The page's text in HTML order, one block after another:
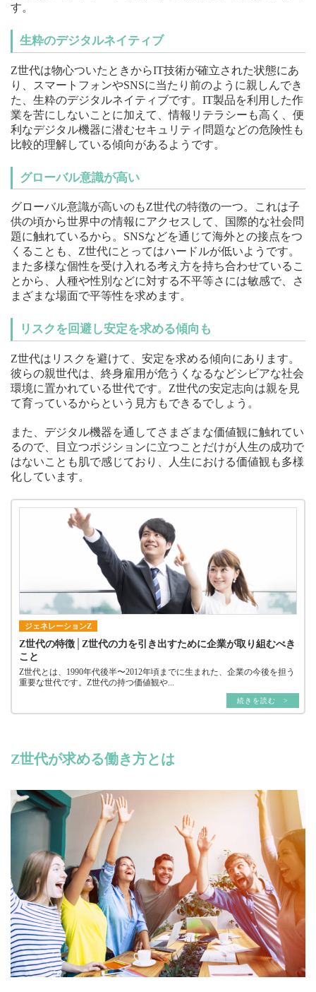
す。
生粋のデジタルネイティブ
Z世代は物心ついたときからIT技術が確立された状態にあ
り、スマートフォンやSNSに当たり前のように親しんでき
た、生粋のデジタルネイティブです。IT製品を利用した作
業を苦にしないことに加えて、情報リテラシーも高く、便
利なデジタル機器に潜むセキュリティ問題などの危険性も
比較的理解している傾向があるようです。
グローバル意識が高い
グローバル意識が高いのもZ世代の特徴の一つ。これは子
供の頃から世界中の情報にアクセスして、国際的な社会問
題に触れているから。SNSなどを通じて海外との接点をつ
くることも、Z世代にとってはハードルが低いようです。
また多様な個性を受け入れる考え方を持ち合わせているこ
とから、人種や性別などに対する不平等さには敏感で、さ
まざまな場面で平等性を求めます。
リスクを回避し安定を求める傾向も
Z世代はリスクを避けて、安定を求める傾向にあります。
彼らの親世代は、終身雇用が危うくなるなどシビアな社会
環境に置かれている世代です。Z世代の安定志向は親を見
て育っているからという見方もできるでしょう。
また、デジタル機器を通してさまざまな価値観に触れてい
るので、目立つポジションに立つことだけが人生の成功で
はないことも肌で感じており、人生における価値観も多様
化しています。
ジェネレーションZ
Z世代の特徴│Z世代の力を引き出すために企業が取り組むべき
こと
Z世代とは、1990年代後半〜2012年頃までに生まれた、企業の今後を担う
重要な世代です。Z世代の持つ価値観や...
続きを読む >
Z世代が求める働き方とは